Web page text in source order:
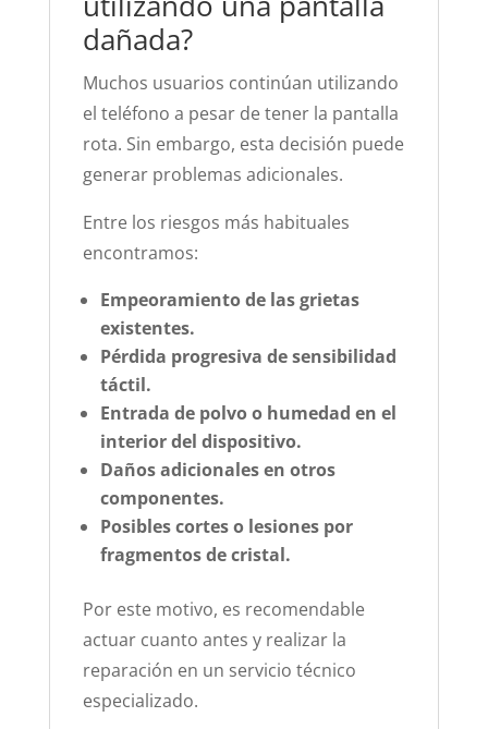
dañada?
Muchos usuarios continúan utilizando
el teléfono a pesar de tener la pantalla
rota. Sin embargo, esta decisión puede
generar problemas adicionales.
Entre los riesgos más habituales
encontramos:
Empeoramiento de las grietas
existentes.
Pérdida progresiva de sensibilidad
táctil.
Entrada de polvo o humedad en el
interior del dispositivo.
Daños adicionales en otros
componentes.
Posibles cortes o lesiones por
fragmentos de cristal.
Por este motivo, es recomendable
actuar cuanto antes y realizar la
reparación en un servicio técnico
especializado.